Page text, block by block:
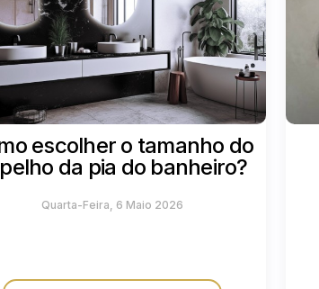
escolher o tamanho do
da pia do banheiro?
Quarta-Feira, 6 Maio 2026